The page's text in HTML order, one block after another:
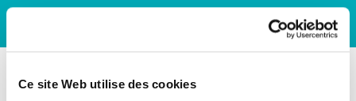
Ce site Web utilise des cookies